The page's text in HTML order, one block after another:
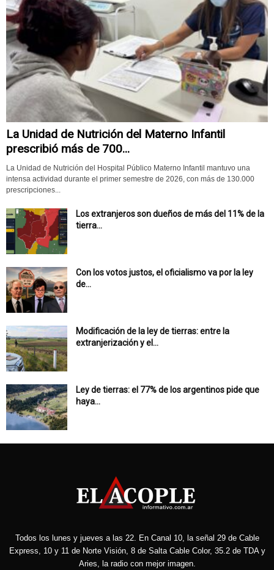
La Unidad de Nutrición del Materno Infantil
prescribió más de 700...
La Unidad de Nutrición del Hospital Público Materno Infantil mantuvo una
intensa actividad durante el primer semestre de 2026, con más de 130.000
prescripciones...
Los extranjeros son dueños de más del 11% de la
tierra...
Con los votos justos, el oficialismo va por la ley
de...
Modificación de la ley de tierras: entre la
extranjerización y el...
Ley de tierras: el 77% de los argentinos pide que
haya...
Todos los lunes y jueves a las 22. En Canal 10, la señal 29 de Cable
Express, 10 y 11 de Norte Visión, 8 de Salta Cable Color, 35.2 de TDA y
Aries, la radio con mejor imagen.